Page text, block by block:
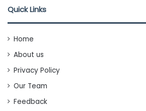
Quick Links
Home
About us
Privacy Policy
Our Team
Feedback